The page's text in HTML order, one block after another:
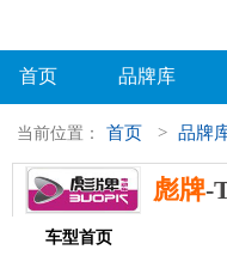
首页 品牌库
当前位置： 首页 > 品牌
彪牌-
车型首页